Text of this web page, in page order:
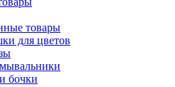
товары
для цветов
бочки